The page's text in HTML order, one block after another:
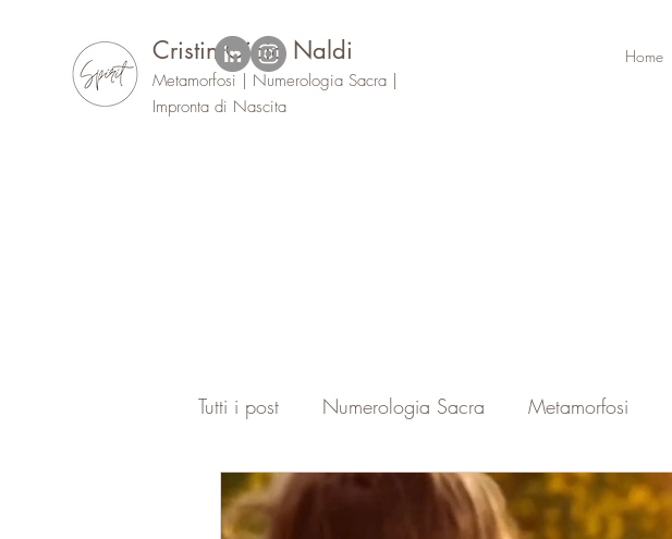
Cristin Gioia Naldi
Metamorfosi | Numerologia Sacra |
Impronta di Nascita
Home
Tutti i post Numerologia Sacra Metamorfosi
Oracolo